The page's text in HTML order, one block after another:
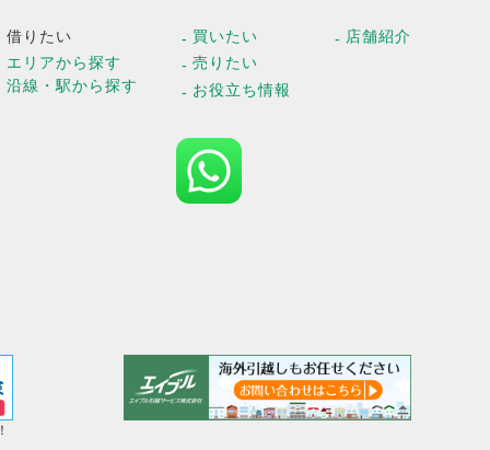
借りたい
エリアから探す
沿線・駅から探す
買いたい
売りたい
お役立ち情報
店舗紹介